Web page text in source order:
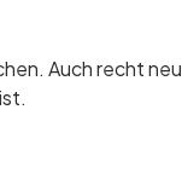
Auch recht neu